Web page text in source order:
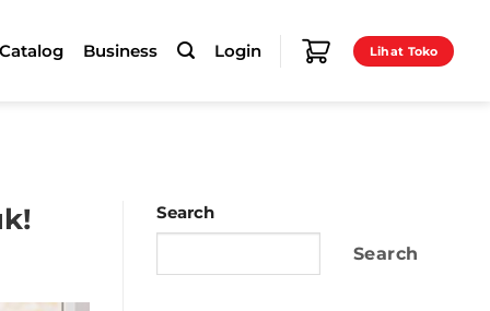
Business Login Lihat Toko
Search
Search